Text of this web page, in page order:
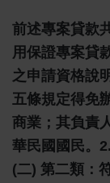
前述專案貸款
用保證專案貸
之申請資格說
五條規定得免
商業；其負責
華民國國民。
(二) 第二類：